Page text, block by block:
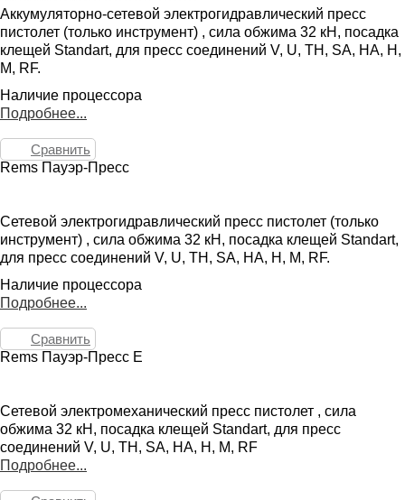
Аккумуляторно-сетевой электрогидравлический пресс
пистолет (только инструмент) , сила обжима 32 кН, посадка
клещей Standart, для пресс соединений V, U, TH, SA, HA, H,
M, RF.
Наличие процессора
Подробнее...
Сравнить
Rems Пауэр-Пресс
Сетевой электрогидравлический пресс пистолет (только
инструмент) , сила обжима 32 кН, посадка клещей Standart,
для пресс соединений V, U, TH, SA, HA, H, M, RF.
Наличие процессора
Подробнее...
Сравнить
Rems Пауэр-Пресс E
Сетевой электромеханический пресс пистолет , сила
обжима 32 кН, посадка клещей Standart, для пресс
соединений V, U, TH, SA, HA, H, M, RF
Подробнее...